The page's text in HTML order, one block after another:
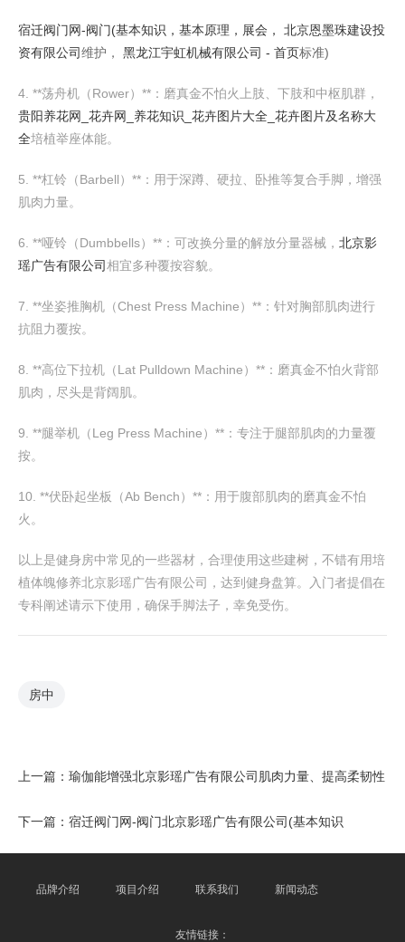
宿迁阀门网-阀门(基本知识，基本原理，展会， 北京恩墨珠建设投
资有限公司维护， 黑龙江宇虹机械有限公司 - 首页标准)
4. **荡舟机（Rower）**：磨真金不怕火上肢、下肢和中枢肌群，
贵阳养花网_花卉网_养花知识_花卉图片大全_花卉图片及名称大
全培植举座体能。
5. **杠铃（Barbell）**：用于深蹲、硬拉、卧推等复合手脚，增强
肌肉力量。
6. **哑铃（Dumbbells）**：可改换分量的解放分量器械， 北京影
瑶广告有限公司相宜多种覆按容貌。
7. **坐姿推胸机（Chest Press Machine）**：针对胸部肌肉进行
抗阻力覆按。
8. **高位下拉机（Lat Pulldown Machine）**：磨真金不怕火背部
肌肉，尽头是背阔肌。
9. **腿举机（Leg Press Machine）**：专注于腿部肌肉的力量覆
按。
10. **伏卧起坐板（Ab Bench）**：用于腹部肌肉的磨真金不怕
火。
以上是健身房中常见的一些器材，合理使用这些建树，不错有用培
植体魄修养北京影瑶广告有限公司，达到健身盘算。入门者提倡在
专科阐述请示下使用，确保手脚法子，幸免受伤。
房中
上一篇： 瑜伽能增强北京影瑶广告有限公司肌肉力量、提高柔韧性
下一篇： 宿迁阀门网-阀门北京影瑶广告有限公司(基本知识
品牌介绍 项目介绍 联系我们 新闻动态
友情链接：